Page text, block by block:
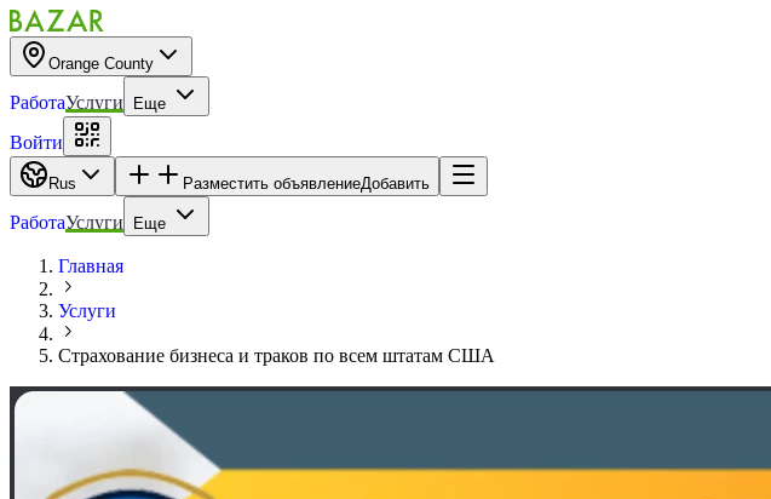
Orange County
РаботаУслуги Еще
Войти
Rus Разместить объявлениеДобавить
РаботаУслуги Еще
Главная
Услуги
Страхование бизнеса и траков по всем штатам США